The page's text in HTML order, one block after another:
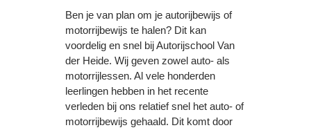
Ben je van plan om je autorijbewijs of
motorrijbewijs te halen? Dit kan
voordelig en snel bij Autorijschool Van
der Heide. Wij geven zowel auto- als
motorrijlessen. Al vele honderden
leerlingen hebben in het recente
verleden bij ons relatief snel het auto- of
motorrijbewijs gehaald. Dit komt door